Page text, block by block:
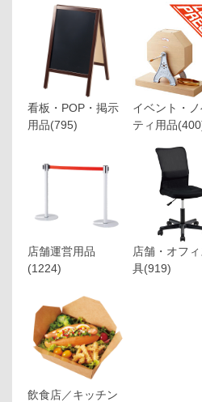
看板・POP・掲示
用品(795)
イベント・
ティ用品
店舗運営用品
(1224)
店舗・オフ
具(919)
飲食店／キッチン